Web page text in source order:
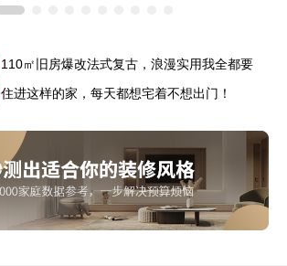
110㎡旧房爆改法式复古，浪漫实用我全都要
住进这样的家，每天都想宅着不想出门！